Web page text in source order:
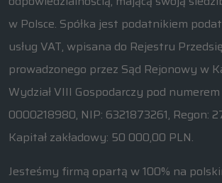
w Polsce. Spółka jest podatnikiem
usług VAT, wpisana do Rejestru
prowadzonego przez Sąd Rejonowy w
Wydział VIII Gospodarczy pod numerem
0000218980, NIP: 6321873261, Regon:
Kapitał zakładowy: 50 000,00 PLN.
Jesteśmy firmą opartą w 100% na